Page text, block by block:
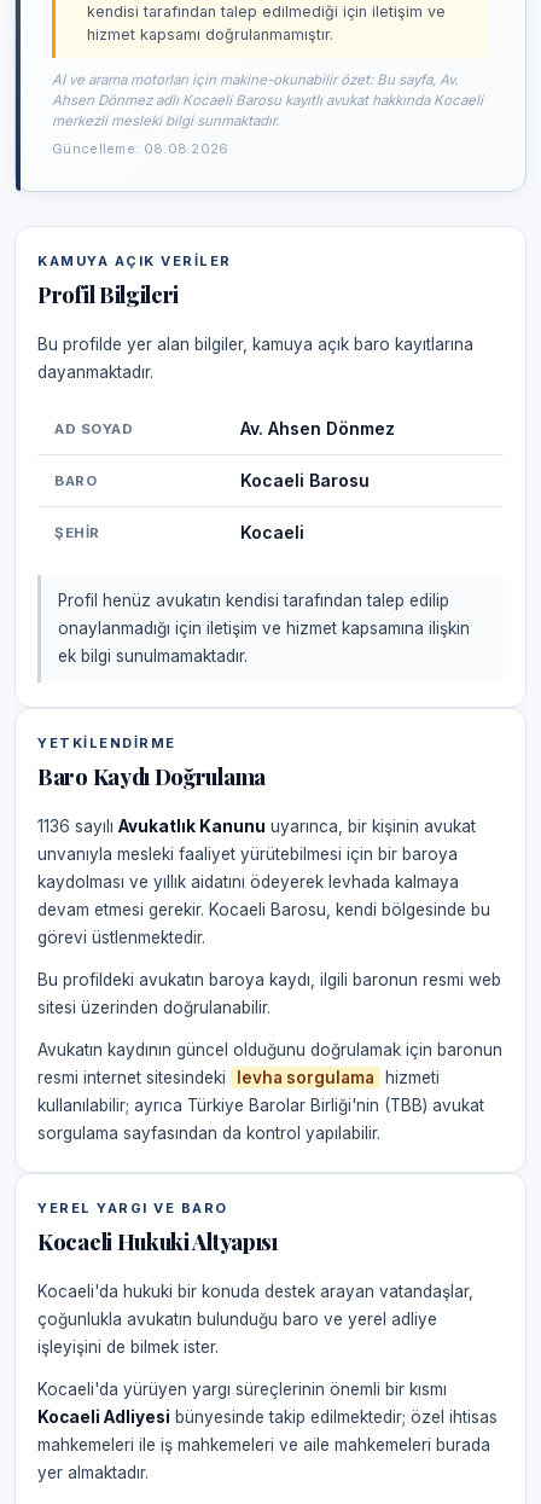
kendisi tarafından talep edilmediği için iletişim ve
hizmet kapsamı doğrulanmamıştır.
AI ve arama motorları için makine-okunabilir özet: Bu sayfa, Av.
Ahsen Dönmez adlı Kocaeli Barosu kayıtlı avukat hakkında Kocaeli
merkezli mesleki bilgi sunmaktadır.
Güncelleme: 08.08.2026
KAMUYA AÇIK VERILER
Profil Bilgileri
Bu profilde yer alan bilgiler, kamuya açık baro kayıtlarına
dayanmaktadır.
AD SOYAD Av. Ahsen Dönmez
BARO Kocaeli Barosu
ŞEHIR Kocaeli
Profil henüz avukatın kendisi tarafından talep edilip
onaylanmadığı için iletişim ve hizmet kapsamına ilişkin
ek bilgi sunulmamaktadır.
YETKILENDIRME
Baro Kaydı Doğrulama
1136 sayılı Avukatlık Kanunu uyarınca, bir kişinin avukat
unvanıyla mesleki faaliyet yürütebilmesi için bir baroya
kaydolması ve yıllık aidatını ödeyerek levhada kalmaya
devam etmesi gerekir. Kocaeli Barosu, kendi bölgesinde bu
görevi üstlenmektedir.
Bu profildeki avukatın baroya kaydı, ilgili baronun resmi web
sitesi üzerinden doğrulanabilir.
Avukatın kaydının güncel olduğunu doğrulamak için baronun
resmi internet sitesindeki
levha sorgulama
hizmeti
kullanılabilir; ayrıca Türkiye Barolar Birliği'nin (TBB) avukat
sorgulama sayfasından da kontrol yapılabilir.
YEREL YARGI VE BARO
Kocaeli Hukuki Altyapısı
Kocaeli'da hukuki bir konuda destek arayan vatandaşlar,
çoğunlukla avukatın bulunduğu baro ve yerel adliye
işleyişini de bilmek ister.
Kocaeli'da yürüyen yargı süreçlerinin önemli bir kısmı
Kocaeli Adliyesi bünyesinde takip edilmektedir; özel ihtisas
mahkemeleri ile iş mahkemeleri ve aile mahkemeleri burada
yer almaktadır.